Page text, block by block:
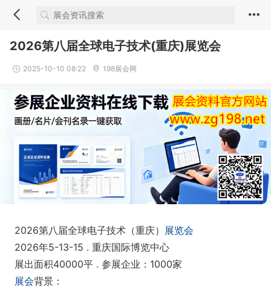
2026第八届全球电子技术(重庆)展览会
2025-10-10 08:22 198展会网
2026第八届全球电子技术（重庆） 展览会
2026年5-13-15 . 重庆国际博览中心
展出面积40000平 . 参展企业：1000家
展会背景：